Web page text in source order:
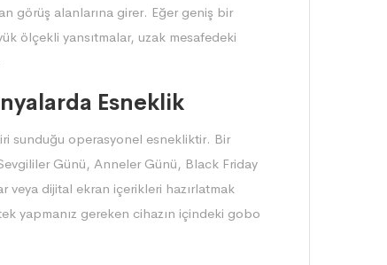
görüş alanlarına girer. Eğer geniş bir
ölçekli yansıtmalar, uzak mesafedeki
Esneklik
sunduğu operasyonel esnekliktir. Bir
Günü, Anneler Günü, Black Friday
veya dijital ekran içerikleri hazırlatmak
yapmanız gereken cihazın içindeki gobo